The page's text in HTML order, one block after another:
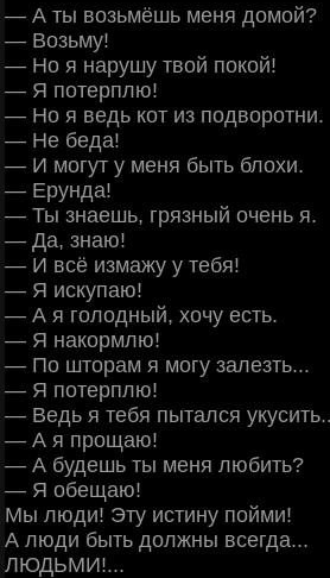
— А ты возьмёшь меня домой?
— Возьму!
— Но я нарушу твой покой!
— Я потерплю!
— Но я ведь кот из подворотни.
— Не беда!
— И могут у меня быть блохи.
— Ерунда!
— Ты знаешь, грязный очень я.
— Да, знаю!
— И всё измажу у тебя!
— Я искупаю!
— А я голодный, хочу есть.
— Я накормлю!
— По шторам я могу залезть...
— Я потерплю!
— Ведь я тебя пытался
— А я прощаю!
— А будешь ты меня любить?
— Я обещаю!
Мы люди! Эту истину пойми!
А люди быть должны всегда...
ЛЮДЬМИ!...